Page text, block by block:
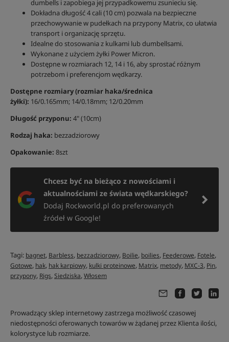
dumbells i zapobiega jej przypadkowemu zsunieciu się.
Dokładna długość 4 cali (10 cm) pozwala na bezpieczne
przechowywanie w pudełkach na przypony Matrix, co ułatwia
transport i organizację sprzętu.
Idealne do stosowania z kulkami lub dumbellsami.
Wykonane z użyciem żyłki Power Micron.
Dostępne w rozmiarach 12, 14 i 16, aby sprostać różnym
potrzebom i preferencjom wędkarzy.
Dostępne rozmiary (rozmiar haka/średnica
żyłki): 16/0.165mm; 14/0.18mm; 12/0.20mm
Długość przyponu: 4" (10cm)
Rodzaj haka: bezzadziorowy
Opakowanie: 8szt
Chcesz być na bieżąco z nowościami i
aktualnościami ze świata wędkarskiego?
Dodaj Rockworld.pl do preferowanych
źródeł w Google!
Tagi: bagnet, Barbless, bezzadziorowy, Boilie, boilies, Feederowe, Fotele,
Gotowe, hak, hak karpiowy, kulki proteinowe, Matrix, metody, MXC-3, Pin,
przypony, Rigs,Siedziska,Włosem
Prowadzący sklep internetowy zastrzega możliwość czasowej
niedostępności oferowanych towarów w żądanej przez Klienta ilości,
kolorystyce lub rozmiarze.